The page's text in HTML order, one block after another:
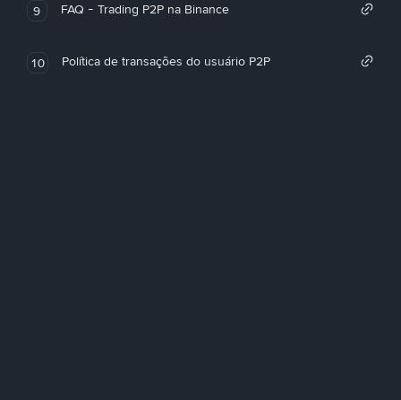
9 FAQ - Trading P2P na Binance
10 Política de transações do usuário P2P